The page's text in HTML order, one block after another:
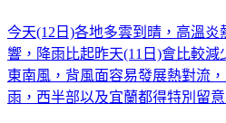
今天(12日)各地多雲到晴，高溫
響，降雨比起昨天(11日)會比較
東南風，背風面容易發展熱對流
雨，西半部以及宜蘭都得特別留意